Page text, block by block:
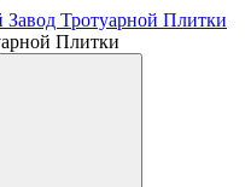
Плитки